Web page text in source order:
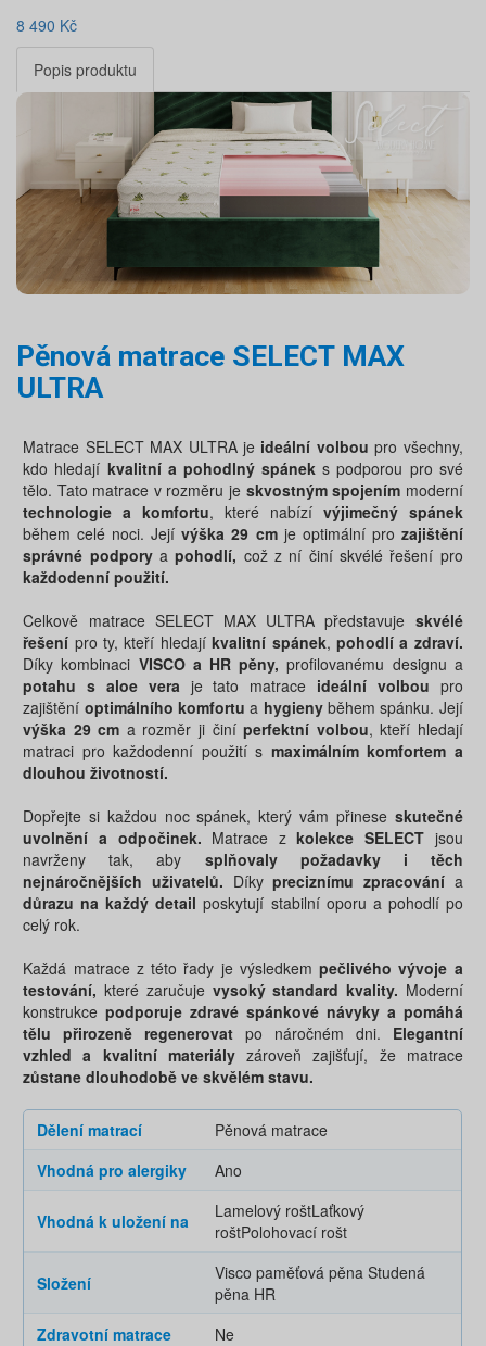
8 490 Kč
Popis produktu
Pěnová matrace SELECT MAX
ULTRA
Matrace SELECT MAX ULTRA je ideální volbou pro všechny,
kdo hledají kvalitní a pohodlný spánek s podporou pro své
tělo. Tato matrace v rozměru je skvostným spojením moderní
technologie a komfortu, které nabízí výjimečný spánek
během celé noci. Jejívýška 29 cmje optimální pro zajištění
správné podporya pohodlí, což z ní činí skvélé řešení pro
každodenní použití.
Celkově matrace SELECT MAX ULTRA představuje skvélé
řešení pro ty, kteří hledajíkvalitní spánek, pohodlí a zdraví.
Díky kombinaci VISCO a HR pěny,profilovanému designu a
potahu s aloe vera je tato matrace ideální volbou pro
zajištění optimálního komfortu a hygienyběhem spánku. Její
výška 29 cm a rozměr ji činíperfektní volbou, kteří hledají
matraci pro každodenní použití s maximálním komfortem a
dlouhou životností.
Dopřejte si každou noc spánek, který vám přinese skutečné
uvolnění a odpočinek. Matrace zkolekce SELECT jsou
navrženy tak, aby splňovaly požadavky i těch
nejnáročnějších uživatelů. Díkypreciznímu zpracování a
důrazu na každý detail poskytují stabilní oporu a pohodlí po
celý rok.
Každá matrace z této řady je výsledkempečlivého vývoje a
testování,které zaručuje vysoký standard kvality. Moderní
konstrukcepodporuje zdravé spánkové návyky a pomáhá
tělu přirozeně regenerovat po náročném dni. Elegantní
vzhled a kvalitní materiályzároveň zajišťují, že matrace
zůstane dlouhodobě ve skvělém stavu.
Dělení matrací
Pěnová matrace
Vhodná pro alergiky
Ano
Vhodná k uložení na Lamelový roštLaťkový
roštPolohovací rošt
Složení Visco paměťová pěnaStudená
pěna HR
Zdravotní matrace
Ne